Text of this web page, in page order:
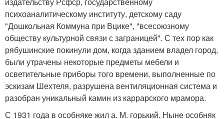
психоаналитическому институту, детскому саду
"Дошкольная Коммуна при Вцике", "всесоюзному
обществу культурной связи с заграницей". С тех пор как
рябушинские покинули дом, когда зданием владел город,
были утрачены некоторые предметы мебели и
осветительные приборы того времени, выполненные по
эскизам Шехтеля, разрушена вентиляционная система и
разобран уникальный камин из каррарского мрамора.
С 1931 года в особняке жил а. М. горький. Ныне особняк